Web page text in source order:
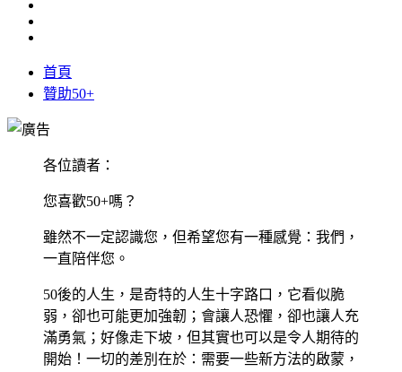
首頁
贊助50+
各位讀者：
您喜歡50+嗎？
雖然不一定認識您，但希望您有一種感覺：我們，
一直陪伴您。
50後的人生，是奇特的人生十字路口，它看似脆
弱，卻也可能更加強韌；會讓人恐懼，卻也讓人充
滿勇氣；好像走下坡，但其實也可以是令人期待的
開始！一切的差別在於：需要一些新方法的啟蒙，